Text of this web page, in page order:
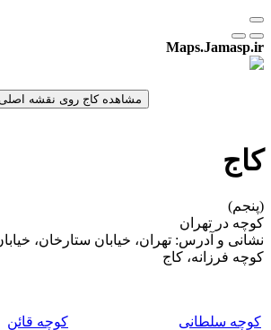
Maps.Jamasp.ir
کاج
(پنجم)
کوچه در تهران
نشانی و آدرس: تهران، خیابان ستارخان،
کوچه فرزانه، کاج
کوچه سلطانی
کوچه قائن